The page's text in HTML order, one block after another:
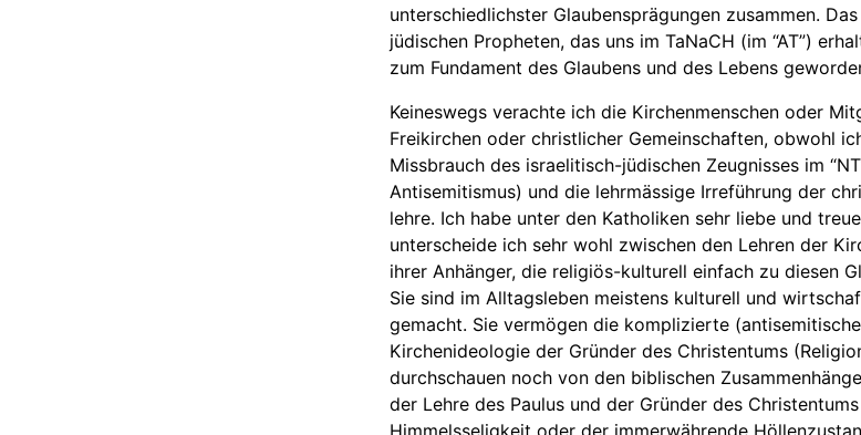
unterschiedlichster Glaubensprägungen zusammen.
jüdischen Propheten, das uns im TaNaCH (im “AT”)
zum Fundament des Glaubens und des Lebens
Keineswegs verachte ich die Kirchenmenschen oder
Freikirchen oder christlicher Gemeinschaften, obwohl
Missbrauch des israelitisch-jüdischen Zeugnisses im
Antisemitismus) und die lehrmässige Irreführung der
lehre. Ich habe unter den Katholiken sehr liebe und
unterscheide ich sehr wohl zwischen den Lehren der
ihrer Anhänger, die religiös-kulturell einfach zu diesen
Sie sind im Alltagsleben meistens kulturell und
gemacht. Sie vermögen die komplizierte
Kirchenideologie der Gründer des Christentums
durchschauen noch von den biblischen
der Lehre des Paulus und der Gründer des
Himmelsseligkeit oder der immerwährende